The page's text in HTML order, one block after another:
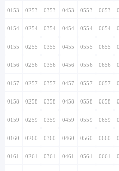
0153 0253 0353 0453 0553 0653
0154 0254 0354 0454 0554 0654
0155 0255 0355 0455 0555 0655
0156 0256 0356 0456 0556 0656
0157 0257 0357 0457 0557 0657
0158 0258 0358 0458 0558 0658
0159 0259 0359 0459 0559 0659
0160 0260 0360 0460 0560 0660
0161 0261 0361 0461 0561 0661